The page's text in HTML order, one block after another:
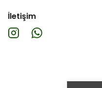
İletişim